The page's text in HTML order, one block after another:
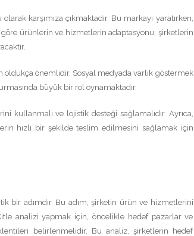
karşımıza çıkmaktadır. Bu markayı yaratırken,
ürünlerin ve hizmetlerin adaptasyonu, şirketlerin
önemlidir. Sosyal medyada varlık göstermek
büyük bir rol oynamaktadır.
kullanmalı ve lojistik desteği sağlamalıdır. Ayrıca,
hızlı bir şekilde teslim edilmesini sağlamak için
bir adımdır. Bu adım, şirketin ürün ve hizmetlerini
analizi yapmak için, öncelikle hedef pazarlar ve
belirlenmelidir. Bu analiz, şirketlerin hedef